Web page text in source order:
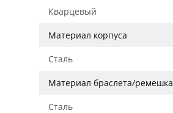
Кварцевый
Материал корпуса
Сталь
Материал браслета/ремешка
Сталь